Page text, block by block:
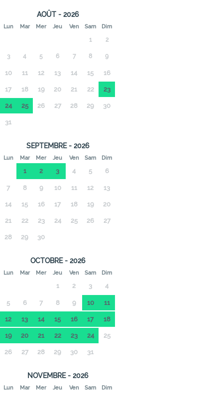
AOÛT - 2026
Lun Mar Mer Jeu Ven Sam Dim
1 2
3 4 5 6 7 8 9
10 11 12 13 14 15 16
17 18 19 20 21 22 23
24 25 26 27 28 29 30
31
SEPTEMBRE - 2026
Lun Mar Mer Jeu Ven Sam Dim
1 2 3 4 5 6
7 8 9 10 11 12 13
14 15 16 17 18 19 20
21 22 23 24 25 26 27
28 29 30
OCTOBRE - 2026
Lun Mar Mer Jeu Ven Sam Dim
1 2 3 4
5 6 7 8 9 10 11
12 13 14 15 16 17 18
19 20 21 22 23 24 25
26 27 28 29 30 31
NOVEMBRE - 2026
Lun Mar Mer Jeu Ven Sam Dim